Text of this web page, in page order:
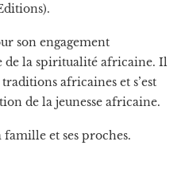
son engagement
de la spiritualité africaine. Il
africaines et s’est
de la jeunesse africaine.
famille et ses proches.